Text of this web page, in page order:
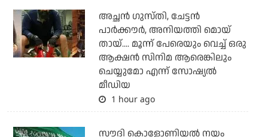
അച്ഛന്‍ ഗുസ്തി, ചേട്ടന്‍
പാര്‍ക്കൗര്‍, അനിയത്തി മൊയ്
തായ്.... മൂന്ന് പേരെയും വെച്ച് ഒരു
ആക്ഷന്‍ സിനിമ ആരെങ്കിലും
ചെയ്യുമോ എന്ന് സോഷ്യല്‍
മീഡിയ
1 hour ago
സൗദി കൊളോണിയല്‍ നയം